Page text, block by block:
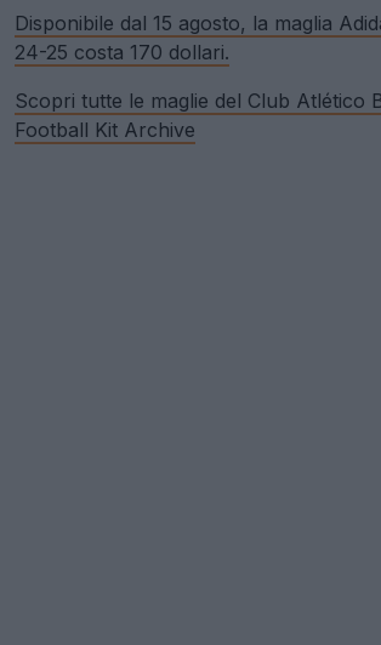
Disponibile dal 15 agosto, la maglia
24-25 costa 170 dollari.
Scopri tutte le maglie del Club Atlético
Football Kit Archive